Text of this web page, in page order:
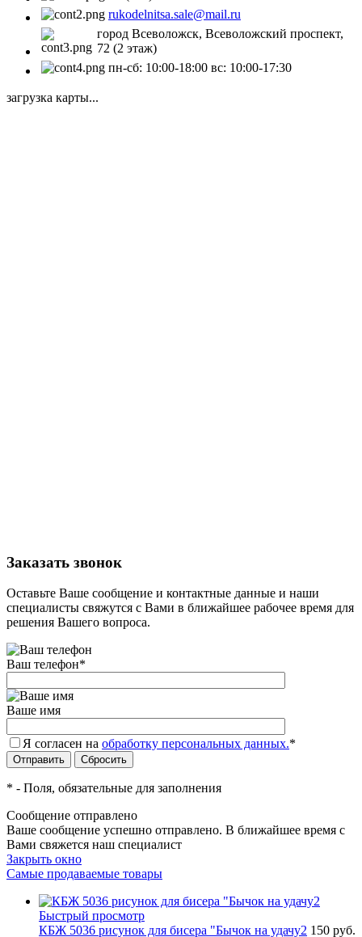
rukodelnitsa.sale@mail.ru
город Всеволожск, Всеволожский проспект,
72 (2 этаж)
пн-сб: 10:00-18:00 вс: 10:00-17:30
загрузка карты...
Заказать звонок
Оставьте Ваше сообщение и контактные данные и наши
специалисты свяжутся с Вами в ближайшее рабочее время для
решения Вашего вопроса.
Ваш телефон*
Ваше имя
Я согласен на обработку персональных данных.*
* - Поля, обязательные для заполнения
Сообщение отправлено
Ваше сообщение успешно отправлено. В ближайшее время с
Вами свяжется наш специалист
Закрыть окно
Самые продаваемые товары
Быстрый просмотр
КБЖ 5036 рисунок для бисера "Бычок на удачу2 150 руб.